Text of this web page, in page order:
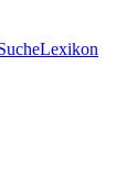
Lexikon